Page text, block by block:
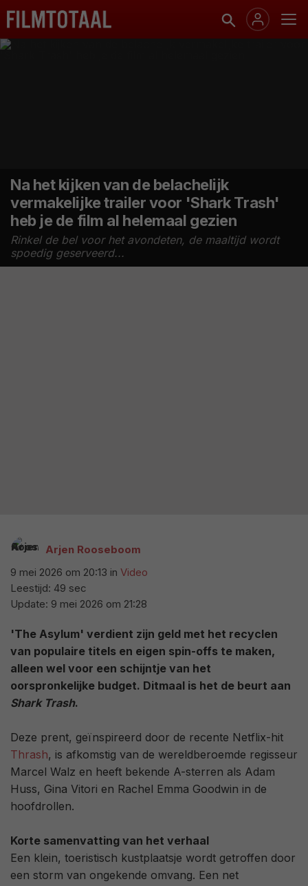
Na het kijken van de belachelijk
vermakelijke trailer voor 'Shark Trash'
heb je de film al helemaal gezien
Rinkel de bel voor het avondeten, de maaltijd wordt
spoedig geserveerd...
Arjen Rooseboom
9 mei 2026 om 20:13 in Video
Leestijd: 49 sec
Update: 9 mei 2026 om 21:28
'The Asylum' verdient zijn geld met het recyclen
van populaire titels en eigen spin-offs te maken,
alleen wel voor een schijntje van het
oorspronkelijke budget. Ditmaal is het de beurt aan
Shark Trash.
Deze prent, geïnspireerd door de recente Netflix-hit
Thrash, is afkomstig van de wereldberoemde regisseur
Marcel Walz en heeft bekende A-sterren als Adam
Huss, Gina Vitori en Rachel Emma Goodwin in de
hoofdrollen.
Korte samenvatting van het verhaal
Een klein, toeristisch kustplaatsje wordt getroffen door
een storm van ongekende omvang. Een net